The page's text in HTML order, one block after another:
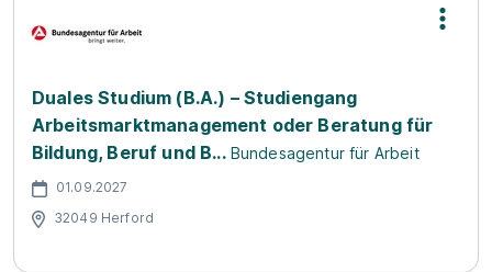
Duales Studium (B.A.) – Studiengang
Arbeitsmarktmanagement oder Beratung für
Bildung, Beruf und B... Bundesagentur für Arbeit
01.09.2027
32049 Herford